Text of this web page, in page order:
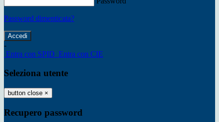
Password dimenticata?
-
Entra con SPID Entra con CIE
Seleziona utente
button close ×
Recupero password